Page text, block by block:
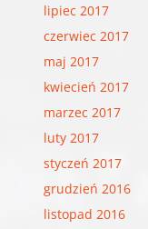
lipiec 2017
czerwiec 2017
maj 2017
kwiecień 2017
marzec 2017
luty 2017
styczeń 2017
grudzień 2016
listopad 2016